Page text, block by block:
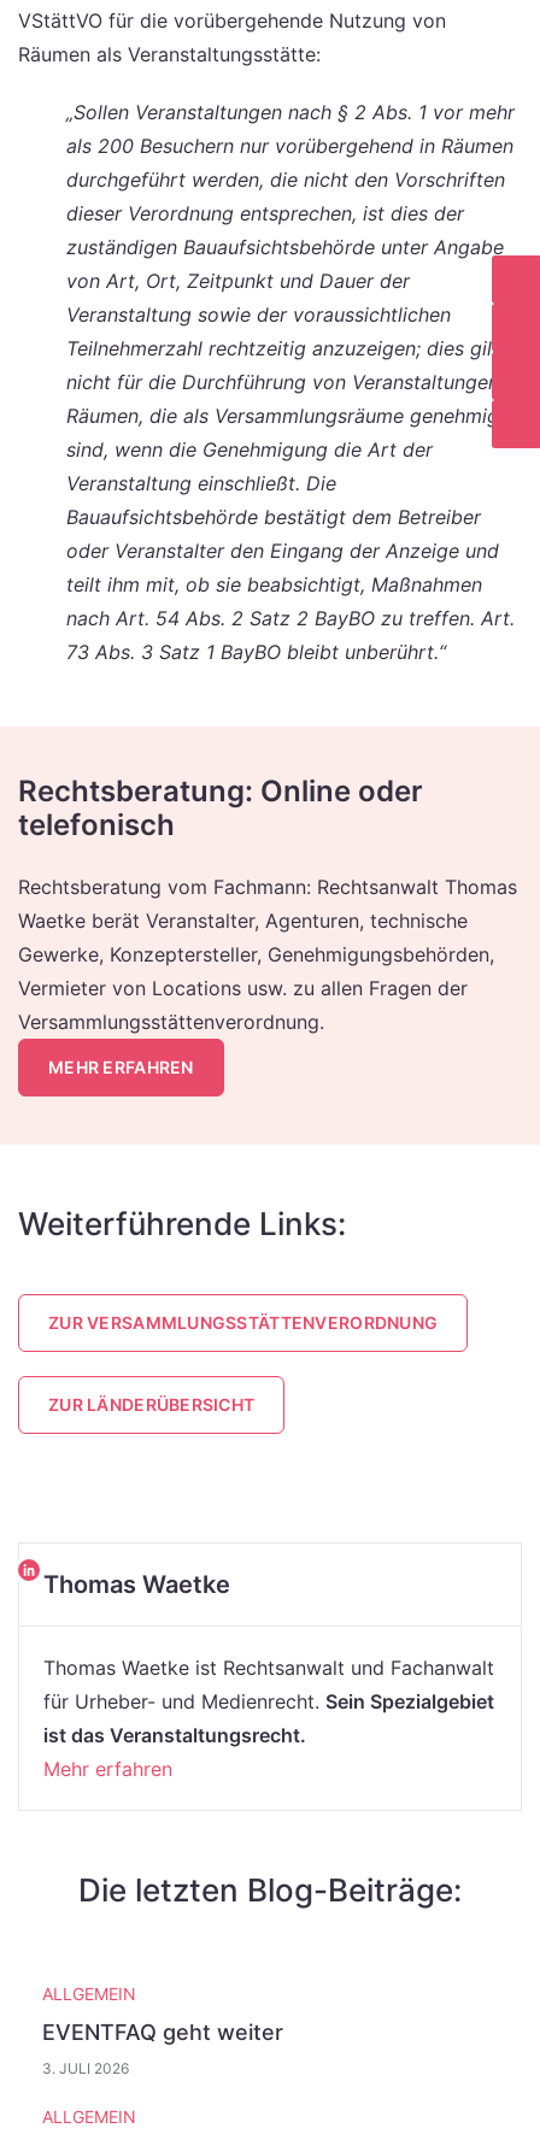
VStättVO für die vorübergehende Nutzung von
Räumen als Veranstaltungsstätte:
„Sollen Veranstaltungen nach § 2 Abs. 1 vor mehr
als 200 Besuchern nur vorübergehend in Räumen
durchgeführt werden, die nicht den Vorschriften
dieser Verordnung entsprechen, ist dies der
zuständigen Bauaufsichtsbehörde unter Angabe
von Art, Ort, Zeitpunkt und Dauer der
Veranstaltung sowie der voraussichtlichen
Teilnehmerzahl rechtzeitig anzuzeigen; dies gilt
nicht für die Durchführung von Veranstaltungen in
Räumen, die als Versammlungsräume genehmigt
sind, wenn die Genehmigung die Art der
Veranstaltung einschließt. Die
Bauaufsichtsbehörde bestätigt dem Betreiber
oder Veranstalter den Eingang der Anzeige und
teilt ihm mit, ob sie beabsichtigt, Maßnahmen
nach Art. 54 Abs. 2 Satz 2 BayBO zu treffen. Art.
73 Abs. 3 Satz 1 BayBO bleibt unberührt.“
Rechtsberatung: Online oder
telefonisch
Rechtsberatung vom Fachmann: Rechtsanwalt Thomas
Waetke berät Veranstalter, Agenturen, technische
Gewerke, Konzeptersteller, Genehmigungsbehörden,
Vermieter von Locations usw. zu allen Fragen der
Versammlungsstättenverordnung.
MEHR ERFAHREN
Weiterführende Links:
ZUR VERSAMMLUNGSSTÄTTENVERORDNUNG
ZUR LÄNDERÜBERSICHT
Thomas Waetke
Thomas Waetke ist Rechtsanwalt und Fachanwalt
für Urheber- und Medienrecht. Sein Spezialgebiet
ist das Veranstaltungsrecht.
Mehr erfahren
Die letzten Blog-Beiträge:
ALLGEMEIN
EVENTFAQ geht weiter
3. JULI 2026
ALLGEMEIN